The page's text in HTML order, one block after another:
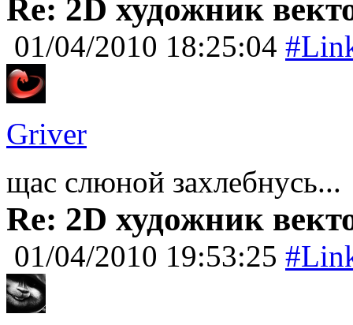
Re: 2D художник
01/04/2010 18:25:04
Griver
щас слюной захлебнусь...
Re: 2D художник
01/04/2010 19:53:25